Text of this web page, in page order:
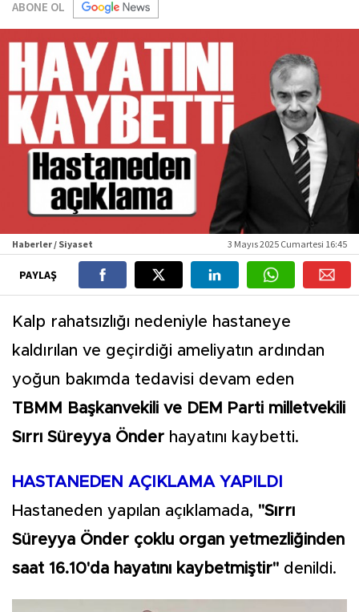
ABONE OL
Haberler / Siyaset 3 Mayıs 2025 Cumartesi 16:45
PAYLAŞ
Kalp rahatsızlığı nedeniyle hastaneye
kaldırılan ve geçirdiği ameliyatın ardından
yoğun bakımda tedavisi devam eden
TBMM Başkanvekili ve DEM Parti milletvekili
Sırrı Süreyya Önder hayatını kaybetti.
HASTANEDEN AÇIKLAMA YAPILDI
Hastaneden yapılan açıklamada, "Sırrı
Süreyya Önder çoklu organ yetmezliğinden
saat 16.10'da hayatını kaybetmiştir" denildi.